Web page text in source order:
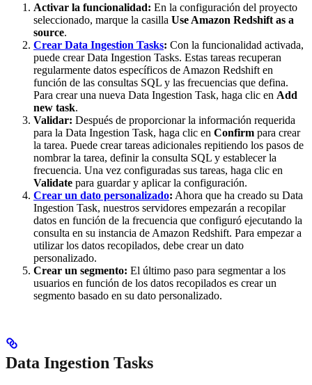
Activar la funcionalidad: En la configuración del proyecto
seleccionado, marque la casilla Use Amazon Redshift as a
source.
Crear Data Ingestion Tasks: Con la funcionalidad activada,
puede crear Data Ingestion Tasks. Estas tareas recuperan
regularmente datos específicos de Amazon Redshift en
función de las consultas SQL y las frecuencias que defina.
Para crear una nueva Data Ingestion Task, haga clic en Add
new task.
Validar: Después de proporcionar la información requerida
para la Data Ingestion Task, haga clic en Confirm para crear
la tarea. Puede crear tareas adicionales repitiendo los pasos de
nombrar la tarea, definir la consulta SQL y establecer la
frecuencia. Una vez configuradas sus tareas, haga clic en
Validate para guardar y aplicar la configuración.
Crear un dato personalizado: Ahora que ha creado su Data
Ingestion Task, nuestros servidores empezarán a recopilar
datos en función de la frecuencia que configuró ejecutando la
consulta en su instancia de Amazon Redshift. Para empezar a
utilizar los datos recopilados, debe crear un dato
personalizado.
Crear un segmento: El último paso para segmentar a los
usuarios en función de los datos recopilados es crear un
segmento basado en su dato personalizado.
Data Ingestion Tasks